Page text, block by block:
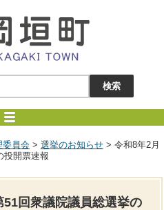
委員会 > 選挙のお知らせ > 令和8年2月
開票速報
回衆議院議員総選挙の